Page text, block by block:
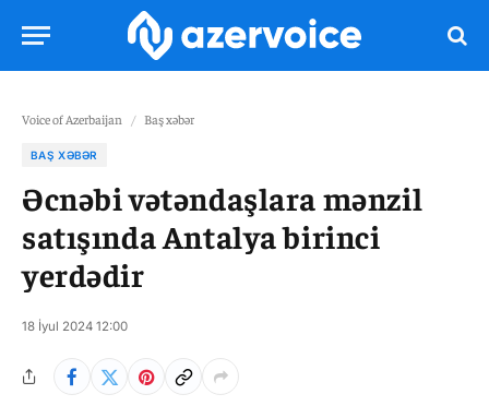
Voice of Azerbaijan / Baş xəbər
BAŞ XƏBƏR
Əcnəbi vətəndaşlara mənzil
satışında Antalya birinci
yerdədir
18 İyul 2024 12:00